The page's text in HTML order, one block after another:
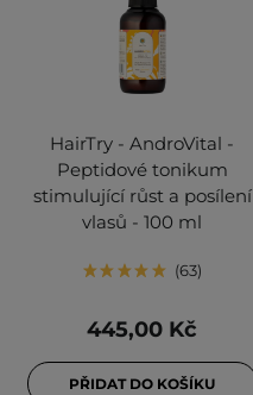
HairTry - AndroVital -
Peptidové tonikum
stimulující růst a posílení
vlasů - 100 ml
63
445,00 Kč
PŘIDAT DO KOŠÍKU